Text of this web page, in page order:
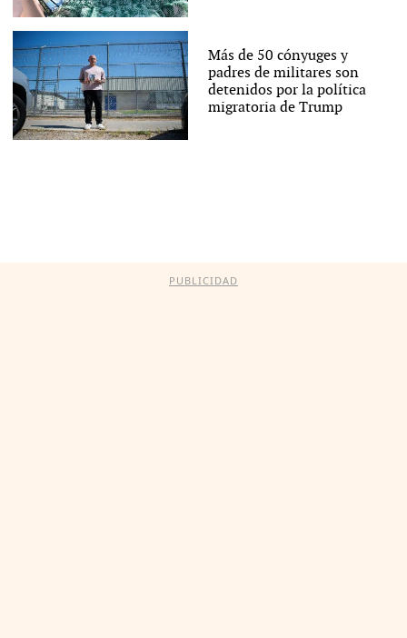
Más de 50 cónyuges y
padres de militares son
detenidos por la política
migratoria de Trump
PUBLICIDAD